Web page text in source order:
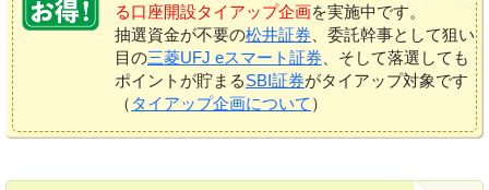
る口座開設タイアップ企画を実施中です。
抽選資金が不要の松井証券、委託幹事として狙い
目の三菱UFJ eスマート証券、そして落選しても
ポイントが貯まるSBI証券がタイアップ対象です
（ タイアップ企画について ）